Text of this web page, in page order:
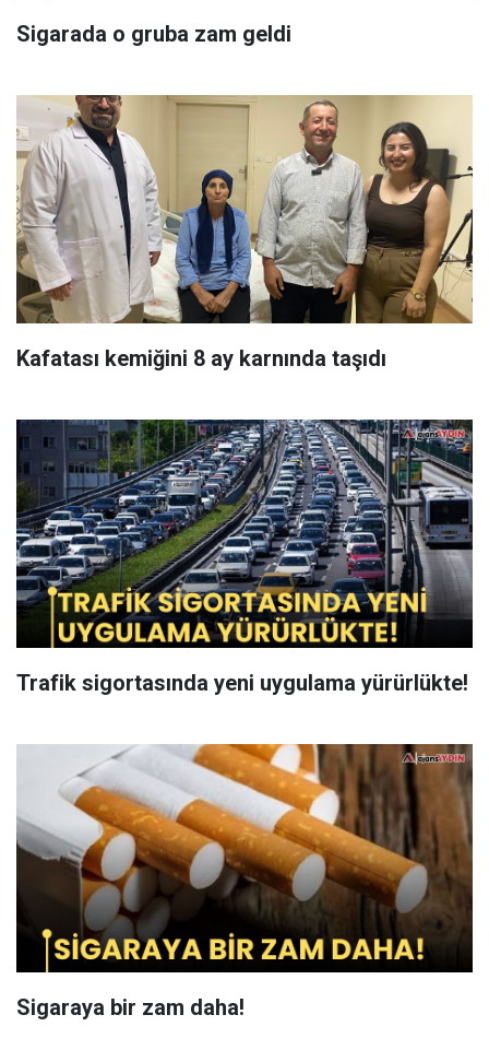
Sigarada o gruba zam geldi
Kafatası kemiğini 8 ay karnında taşıdı
Trafik sigortasında yeni uygulama yürürlükte!
Sigaraya bir zam daha!